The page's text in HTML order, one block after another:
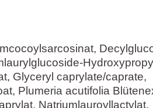
Glyceryl caprylate/caprate,
Plumeria acutifolia
Natriumlauroyllactylat,